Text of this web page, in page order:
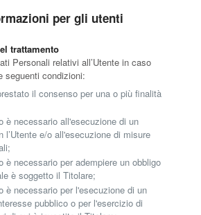
per gli utenti
trattamento
Personali relativi all’Utente in caso
seguenti condizioni:
il consenso per una o più finalità
è necessario all'esecuzione di un
l’Utente e/o all'esecuzione di misure
è necessario per adempiere un obbligo
è soggetto il Titolare;
è necessario per l'esecuzione di un
pubblico o per l'esercizio di